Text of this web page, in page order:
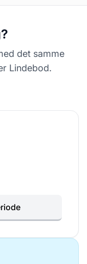
det samme
Lindebod.